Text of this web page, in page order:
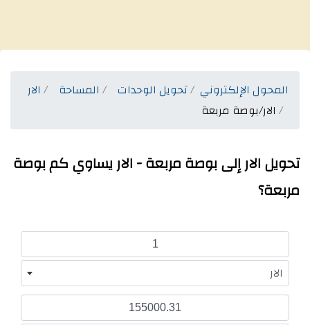
المحول الإلكتروني تحويل الوحدات المساحة
الار
الار/بوصة مربعة
تحويل الار إلى بوصة مربعة - الار يساوي كم بوصة
مربعة؟
الار